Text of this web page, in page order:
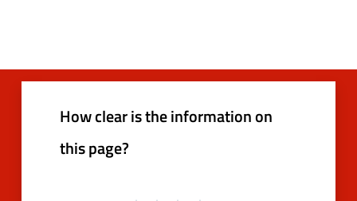
How clear is the information on
this page?